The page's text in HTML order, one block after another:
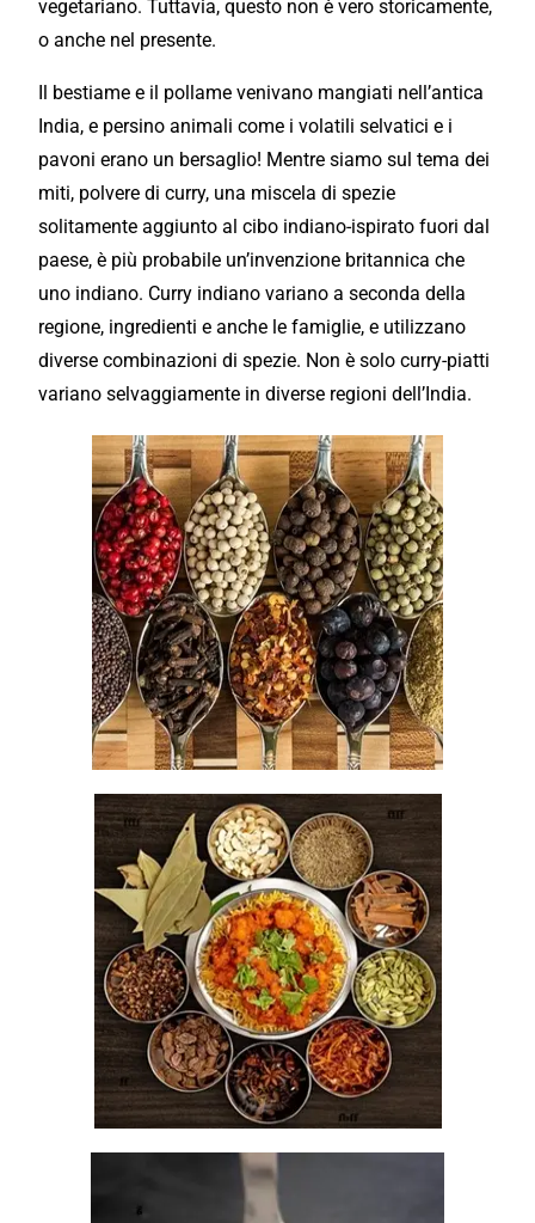
vegetariano. Tuttavia, questo non è verostoricamente,
o anche nel presente.
Il bestiame e il pollame venivano mangiati nell’antica
India, e persino animali come i volatili selvatici e i
pavoni erano un bersaglio! Mentre siamo sul tema dei
miti, polvere di curry, una miscela di spezie
solitamente aggiunto al cibo indiano-ispirato fuori dal
paese, è più probabile un’invenzione britannica che
uno indiano. Curry indiano variano a seconda della
regione, ingredienti e anche le famiglie, e utilizzano
diverse combinazioni di spezie. Non è solo curry-piatti
variano selvaggiamente indiverse regioni dell’India.